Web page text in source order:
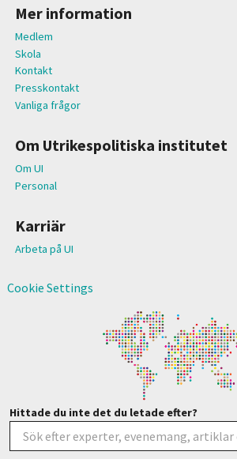
Mer information
Medlem
Skola
Kontakt
Presskontakt
Vanliga frågor
Om Utrikespolitiska institutet
Om UI
Personal
Karriär
Arbeta på UI
Cookie Settings
Hittade du inte det du letade efter?